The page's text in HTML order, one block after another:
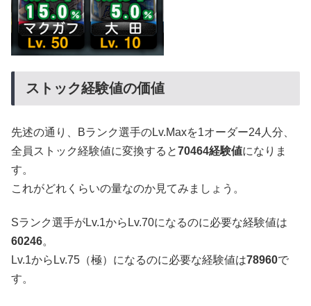
ストック経験値の価値
先述の通り、Bランク選手のLv.Maxを1オーダー24人分、
全員ストック経験値に変換すると70464経験値になりま
す。
これがどれくらいの量なのか見てみましょう。
Sランク選手がLv.1からLv.70になるのに必要な経験値は
60246。
Lv.1からLv.75（極）になるのに必要な経験値は78960で
す。